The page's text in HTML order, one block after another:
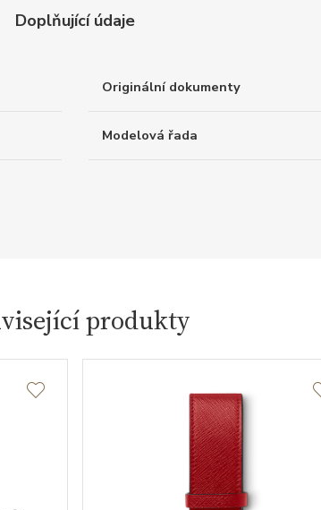
Doplňující údaje
Originální dokumenty
Modelová řada
produkty